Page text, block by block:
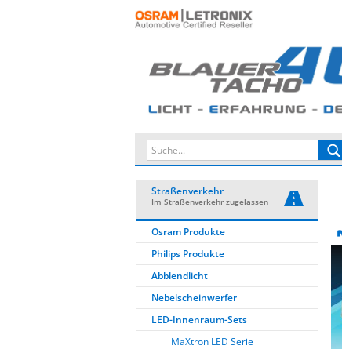
Straßenverkehr
Im Straßenverkehr zugelassen
Osram Produkte
Philips Produkte
Abblendlicht
Nebelscheinwerfer
LED-Innenraum-Sets
MaXtron LED Serie